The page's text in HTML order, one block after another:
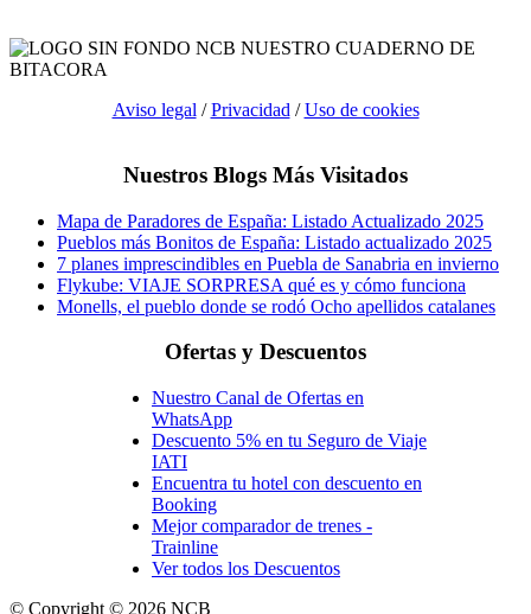
Aviso legal /Privacidad /Uso de cookies
Nuestros Blogs Más Visitados
Mapa de Paradores de España: Listado Actualizado 2025
Pueblos más Bonitos de España: Listado actualizado 2025
7 planes imprescindibles en Puebla de Sanabria en invierno
Flykube: VIAJE SORPRESA qué es y cómo funciona
Monells, el pueblo donde se rodó Ocho apellidos catalanes
Ofertas y Descuentos
Nuestro Canal de Ofertas en
WhatsApp
Descuento 5% en tu Seguro de Viaje
IATI
Encuentra tu hotel con descuento en
Booking
Mejor comparador de trenes -
Trainline
Ver todos los Descuentos
© Copyright © 2026 NCB